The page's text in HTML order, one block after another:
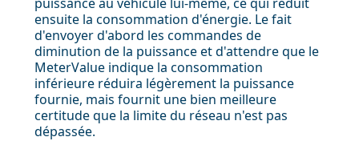
ensuite la consommation d'énergie. Le fait
d'envoyer d'abord les commandes de
diminution de la puissance et d'attendre que le
MeterValue indique la consommation
inférieure réduira légèrement la puissance
fournie, mais fournit une bien meilleure
certitude que la limite du réseau n'est pas
dépassée.